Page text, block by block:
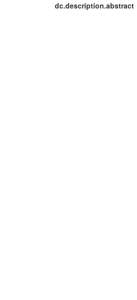
dc.description.abstract